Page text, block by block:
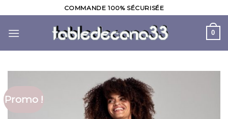
to
content
COMMANDE 100% SÉCURISÉE
0
Promo !